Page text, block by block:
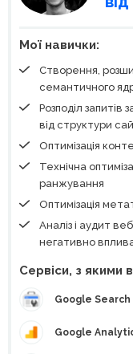
Мої навички:
Створення,
семантичного
Розподіл запитів
від структури
Оптимізація
Технічна
ранжування
Оптимізація
Аналіз і аудит
негативно
Сервіси, з якими
Google Search
Google